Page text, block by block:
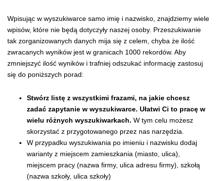
Wpisując w wyszukiwarce samo imię i nazwisko, znajdziemy wiele
wpisów, które nie będą dotyczyły naszej osoby. Przeszukiwanie
tak zorganizowanych danych mija się z celem, chyba że ilość
zwracanych wyników jest w granicach 1000 rekordów. Aby
zmniejszyć ilość wyników i trafniej odszukać informację zastosuj
się do poniższych porad:
Stwórz listę z wszystkimi frazami, na jakie chcesz
zadać zapytanie w wyszukiwarce. Ułatwi Ci to pracę w
wielu różnych wyszukiwarkach. W tym celu możesz
skorzystać z przygotowanego przez nas narzędzia.
W przypadku wyszukiwania po imieniu i nazwisku dodaj
warianty z miejscem zamieszkania (miasto, ulica),
miejscem pracy (nazwa firmy, ulica adresu firmy), szkołą
(nazwa szkoły, ulica szkoły)